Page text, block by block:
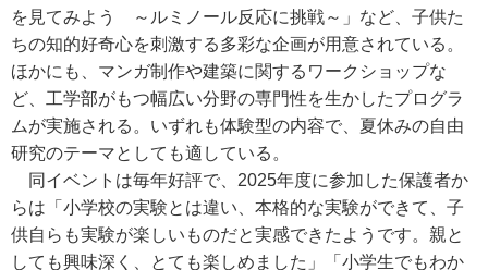
を見てみよう ～ルミノール反応に挑戦～」など、子供た
ちの知的好奇心を刺激する多彩な企画が用意されている。
ほかにも、マンガ制作や建築に関するワークショップな
ど、工学部がもつ幅広い分野の専門性を生かしたプログラ
ムが実施される。いずれも体験型の内容で、夏休みの自由
研究のテーマとしても適している。
同イベントは毎年好評で、2025年度に参加した保護者か
らは「小学校の実験とは違い、本格的な実験ができて、子
供自らも実験が楽しいものだと実感できたようです。親と
しても興味深く、とても楽しめました」「小学生でもわか